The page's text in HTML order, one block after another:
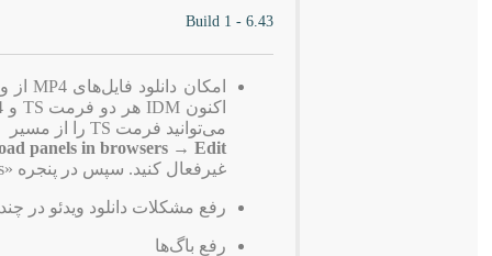
6.43 - Build 1
می‌توانید فرمت TS را از مسیر
panels in browsers → Edit
غیرفعال کنید. سپس در پنجره «Customize IDM Download panels in browsers»، پسوند TS را حذف کنید.
رفع مشکلات دانلود ویدئو در
رفع باگ‌ها